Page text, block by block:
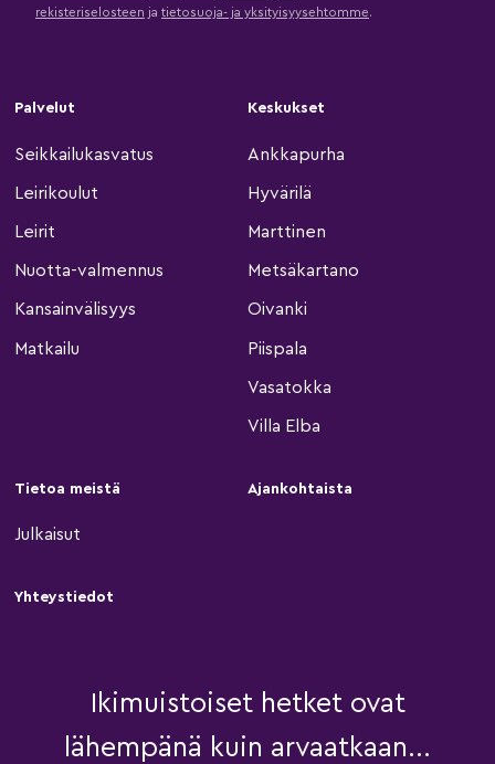
rekisteriselosteen ja tietosuoja- ja yksityisyysehtomme.
Palvelut
Seikkailukasvatus
Leirikoulut
Leirit
Nuotta-valmennus
Kansainvälisyys
Matkailu
Keskukset
Ankkapurha
Hyvärilä
Marttinen
Metsäkartano
Oivanki
Piispala
Vasatokka
Villa Elba
Tietoa meistä
Julkaisut
Ajankohtaista
Yhteystiedot
Ikimuistoiset hetket ovat
lähempänä kuin arvaatkaan...